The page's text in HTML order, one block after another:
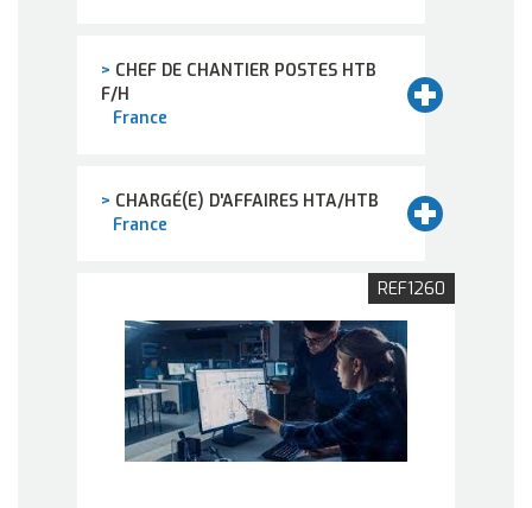
> CHEF DE CHANTIER POSTES HTB
F/H
France
> CHARGÉ(E) D'AFFAIRES HTA/HTB
France
REF1260